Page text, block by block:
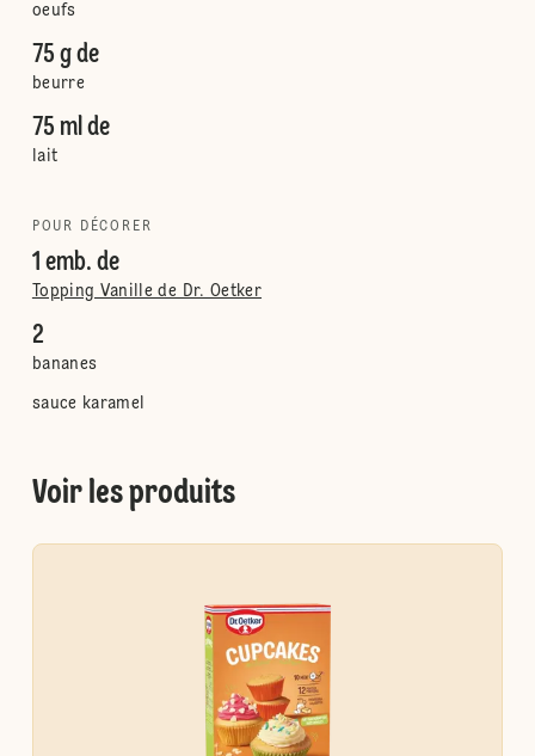
oeufs
75 g de
beurre
75 ml de
lait
POUR DÉCORER
1 emb. de
Topping Vanille de Dr. Oetker
2
bananes
sauce karamel
Voir les produits